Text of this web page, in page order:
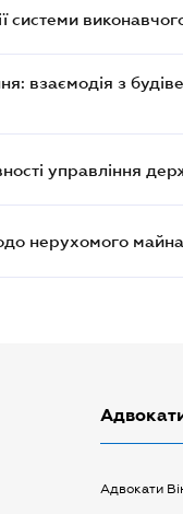
системи
взаємодія з
управління
нерухомого
Адвокати